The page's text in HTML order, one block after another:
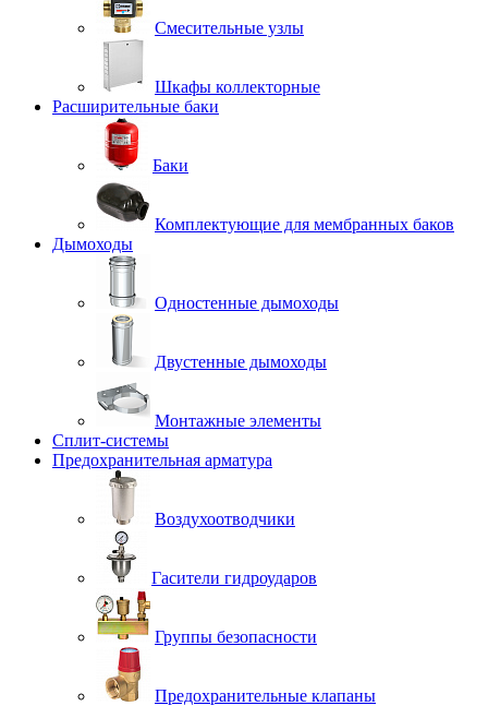
Смесительные узлы
Шкафы коллекторные
Расширительные баки
Баки
Комплектующие для мембранных баков
Дымоходы
Одностенные дымоходы
Двустенные дымоходы
Монтажные элементы
Сплит-системы
Предохранительная арматура
Воздухоотводчики
Гасители гидроударов
Группы безопасности
Предохранительные клапаны